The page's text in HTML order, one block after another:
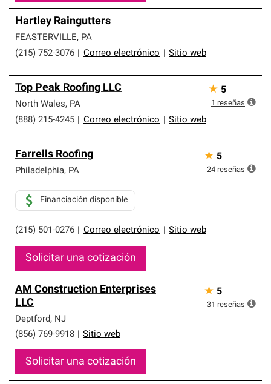
Hartley Raingutters
FEASTERVILLE, PA
(215) 752-3076
Correo electrónico Sitio web
Top Peak Roofing LLC
North Wales, PA
(888) 215-4245
Correo electrónico Sitio web
★ 5
1 reseñas
Farrells Roofing
Philadelphia, PA
(215) 501-0276 Correo electrónico Sitio web
Financiación disponible
Solicitar una cotización
★ 5
24 reseñas
AM Construction Enterprises
LLC
Deptford, NJ
(856) 769-9918
Sitio web
Solicitar una cotización
★ 5
31 reseñas